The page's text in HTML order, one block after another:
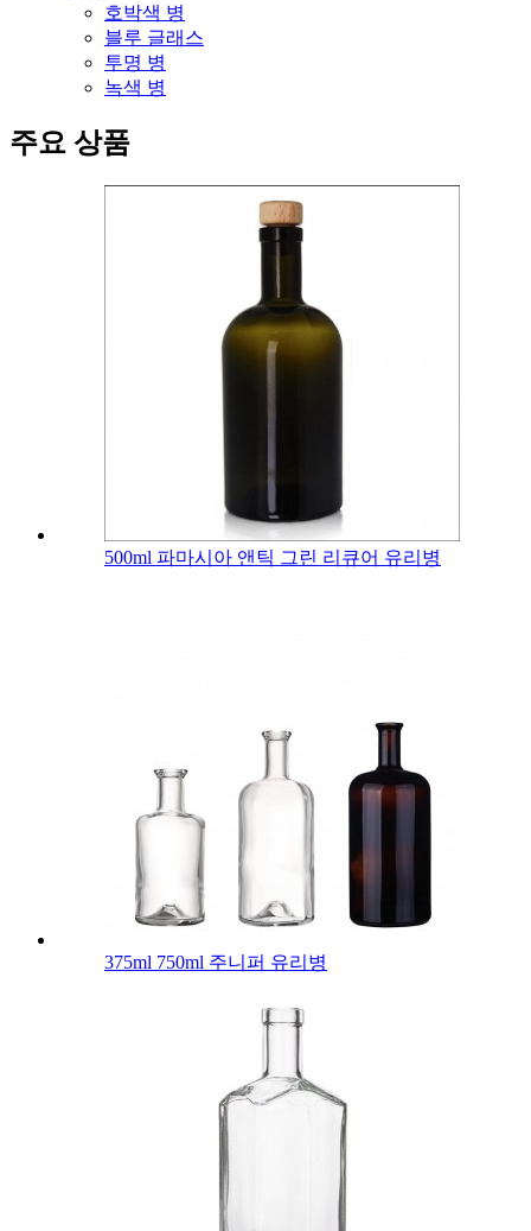
호박색 병
블루 글래스
투명 병
녹색 병
주요 상품
500ml 파마시아 앤틱 그린 리큐어 유리병
375ml 750ml 주니퍼 유리병